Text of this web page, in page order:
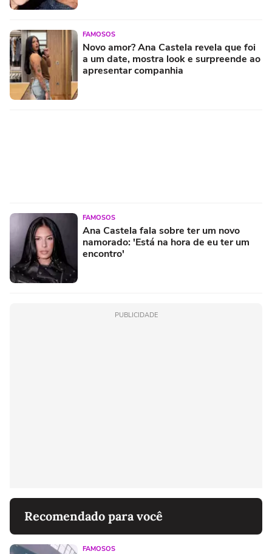
FAMOSOS
Novo amor? Ana Castela revela que foi
a um date, mostra look e surpreende ao
apresentar companhia
FAMOSOS
Ana Castela fala sobre ter um novo
namorado: 'Está na hora de eu ter um
encontro'
PUBLICIDADE
Recomendado para você
FAMOSOS